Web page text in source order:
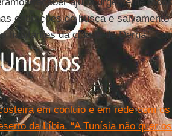
operações de busca e salvamento
habitantes da cidade de Derna”,
em conluio e em rede com
da Líbia. “A Tunísia não quer